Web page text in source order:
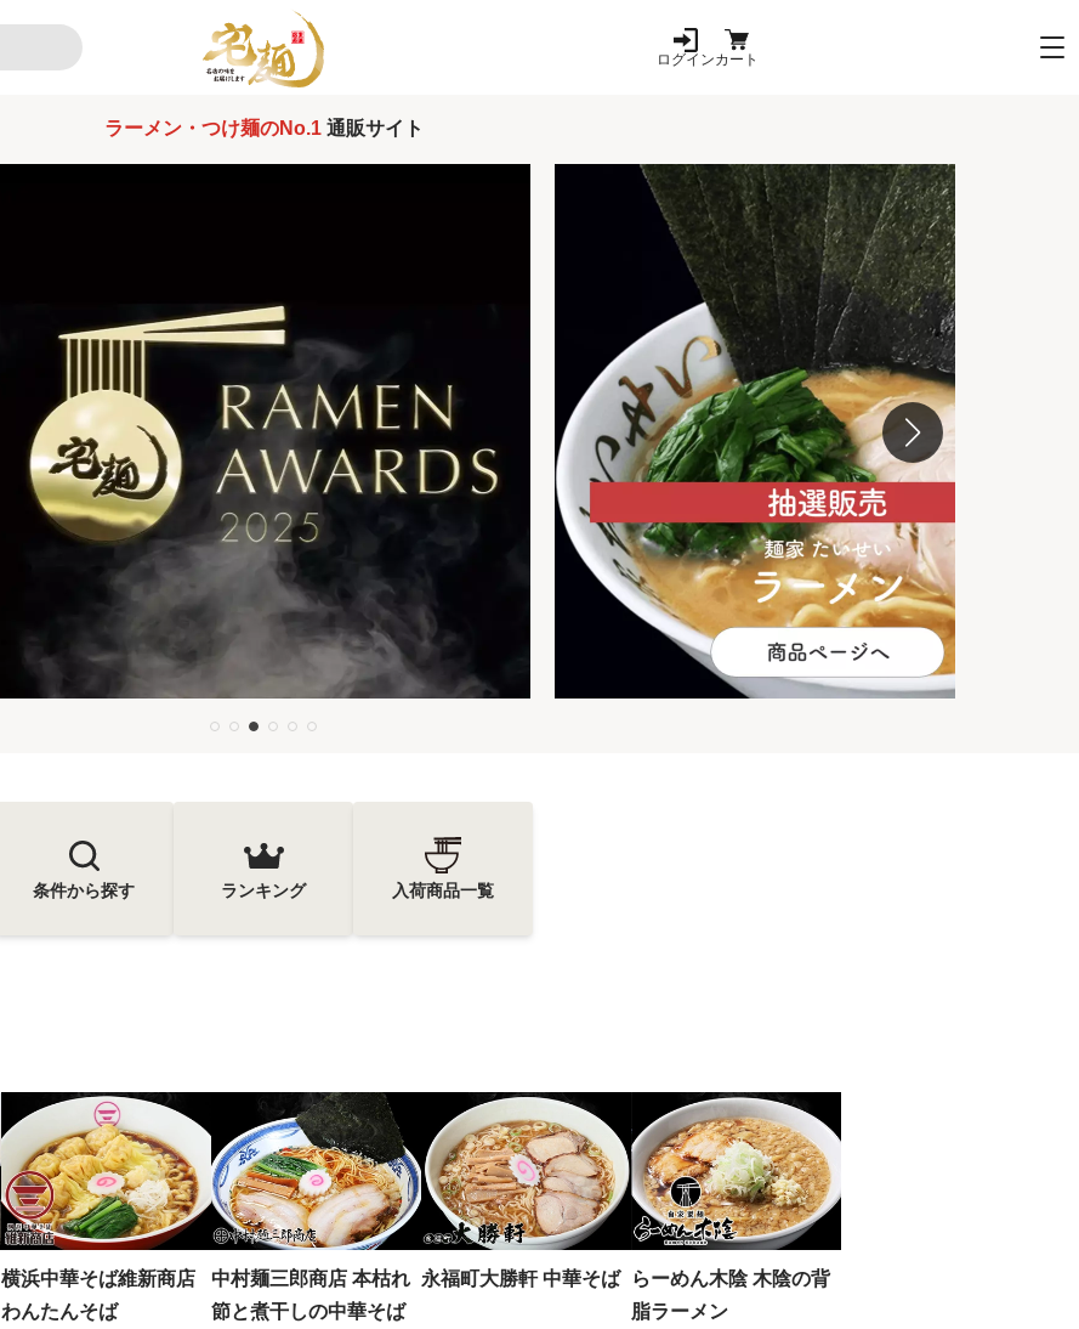
ログインカート
ラーメン・つけ麺のNo.1通販サイト
条件から探す ランキング 入荷商品一覧
横浜中華そば維新商店
わんたんそば
中村麺三郎商店 本枯れ
節と煮干しの中華そば
永福町大勝軒 中華そば
らーめん木陰 木陰の背
脂ラーメン